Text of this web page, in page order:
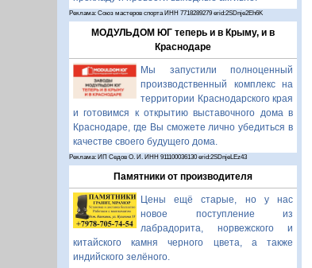
Реклама: Союз мастеров спорта ИНН 7718289279 erid:2SDnje2Eh6K
МОДУЛЬДОМ ЮГ теперь и в Крыму, и в
Краснодаре
Мы запустили полноценный
производственный комплекс на
территории Краснодарского края
и готовимся к открытию выставочного дома в
Краснодаре, где Вы сможете лично убедиться в
качестве своего будущего дома.
Реклама: ИП Седов О. И. ИНН 911100036130 erid:2SDnjeLEz43
Памятники от производителя
Цены ещё старые, но у нас
новое поступление из
лабрадорита, норвежского и
китайского камня черного цвета, а также
индийского зелёного.